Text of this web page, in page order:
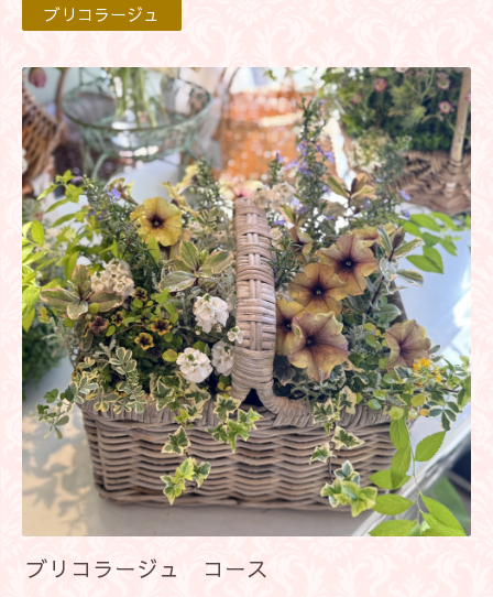
ブリコラージュ
ブリコラージュ コース